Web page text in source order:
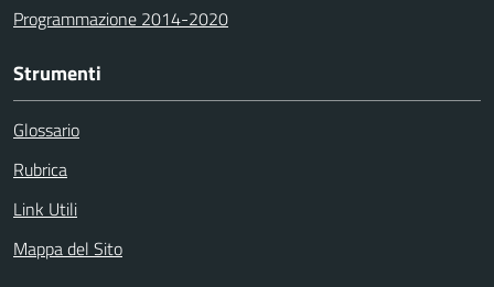
Programmazione 2014-2020
Strumenti
Glossario
Rubrica
Link Utili
Mappa del Sito